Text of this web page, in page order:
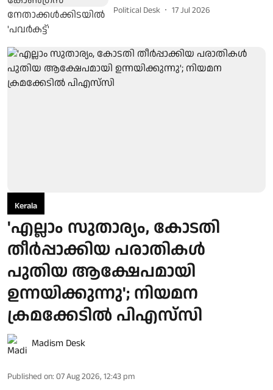
Political Desk 17 Jul 2026
Kerala
'എല്ലാം സുതാര്യം, കോടതി
തീര്‍പ്പാക്കിയ പരാതികള്‍
പുതിയ ആക്ഷേപമായി
ഉന്നയിക്കുന്നു'; നിയമന
ക്രമക്കേടില്‍ പിഎസ്‌സി
Madism Desk
Published on: 07 Aug 2026, 12:43 pm